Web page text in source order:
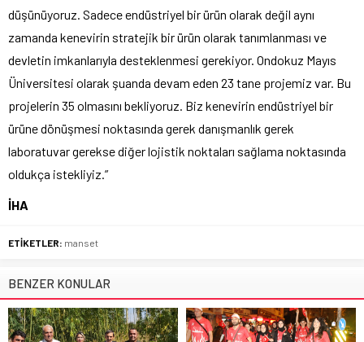
düşünüyoruz. Sadece endüstriyel bir ürün olarak değil aynı
zamanda kenevirin stratejik bir ürün olarak tanımlanması ve
devletin imkanlarıyla desteklenmesi gerekiyor. Ondokuz Mayıs
Üniversitesi olarak şuanda devam eden 23 tane projemiz var. Bu
projelerin 35 olmasını bekliyoruz. Biz kenevirin endüstriyel bir
ürüne dönüşmesi noktasında gerek danışmanlık gerek
laboratuvar gerekse diğer lojistik noktaları sağlama noktasında
oldukça istekliyiz.”
İHA
ETİKETLER: manset
BENZER KONULAR